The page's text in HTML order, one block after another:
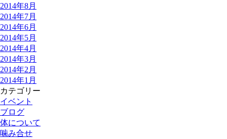
2014年8月
2014年7月
2014年6月
2014年5月
2014年4月
2014年3月
2014年2月
2014年1月
カテゴリー
イベント
ブログ
体について
噛み合せ